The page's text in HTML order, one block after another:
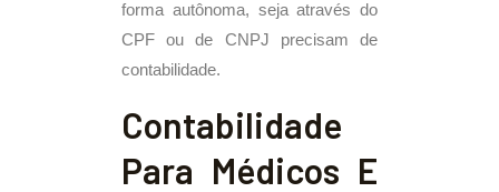
forma autônoma, seja através do
CPF ou de CNPJ precisam de
contabilidade.
Contabilidade
Para Médicos E